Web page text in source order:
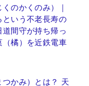
のかくのみ）｜
いう不老長寿の
間守が持ち帰っ
橘）を近鉄電車
かみ）とは？ 天